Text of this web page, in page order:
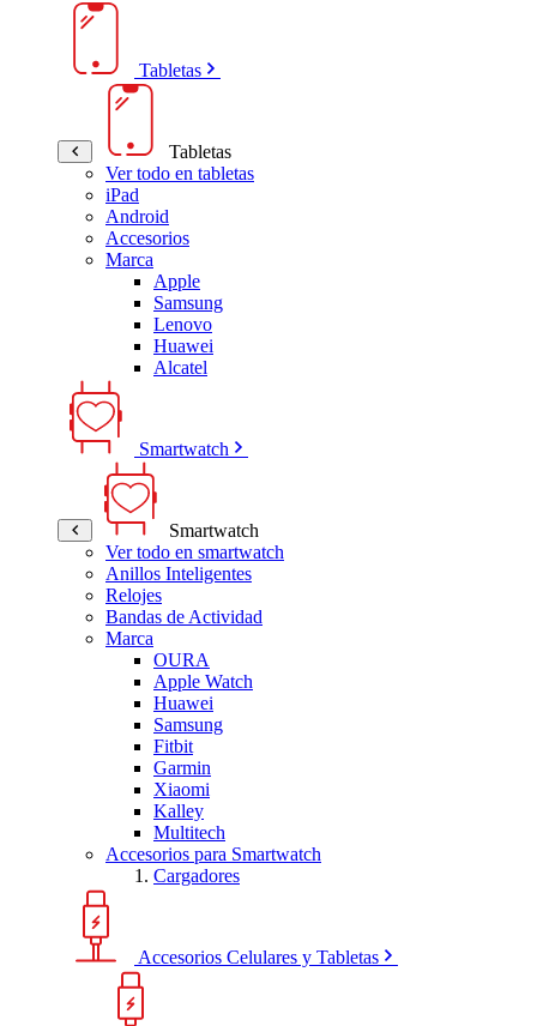
Tabletas
Tabletas
Ver todo en tabletas
iPad
Android
Accesorios
Marca
Apple
Samsung
Lenovo
Huawei
Alcatel
Smartwatch
Smartwatch
Ver todo en smartwatch
Anillos Inteligentes
Relojes
Bandas de Actividad
Marca
OURA
Apple Watch
Huawei
Samsung
Fitbit
Garmin
Xiaomi
Kalley
Multitech
Accesorios para Smartwatch
Cargadores
Accesorios Celulares y Tabletas